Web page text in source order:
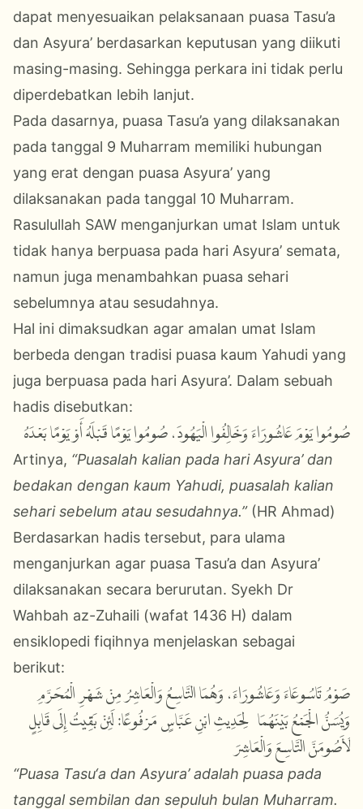
dapat menyesuaikan pelaksanaan puasa Tasu’a
dan Asyura’ berdasarkan keputusan yang diikuti
masing-masing. Sehingga perkara ini tidak perlu
diperdebatkan lebih lanjut.
Pada dasarnya, puasa Tasu’a yang dilaksanakan
pada tanggal 9 Muharram memiliki hubungan
yang erat dengan puasa Asyura’ yang
dilaksanakan pada tanggal 10 Muharram.
Rasulullah SAW menganjurkan umat Islam untuk
tidak hanya berpuasa pada hari Asyura’ semata,
namun juga menambahkan puasa sehari
sebelumnya atau sesudahnya.
Hal ini dimaksudkan agar amalan umat Islam
berbeda dengan tradisi puasa kaum Yahudi yang
juga berpuasa pada hari Asyura’. Dalam sebuah
hadis disebutkan:
صُومُوا يَوْمَ عَاشُورَاءَ وَخَالِفُوا الْيَهُودَ، صُومُوا يَوْمًا قَبْلَهُ أَوْ يَوْمًا بَعْدَهُ
Artinya, “Puasalah kalian pada hari Asyura’ dan
bedakan dengan kaum Yahudi, puasalah kalian
sehari sebelum atau sesudahnya.”(HR Ahmad)
Berdasarkan hadis tersebut, para ulama
menganjurkan agar puasa Tasu’a dan Asyura’
dilaksanakan secara berurutan. Syekh Dr
Wahbah az-Zuhaili (wafat 1436 H) dalam
ensiklopedi fiqihnya menjelaskan sebagai
berikut:
صَوْمُ تَاسُوعَاءَ وَعَاشُورَاءَ، وَهُمَا التَّاسِعُ وَالْعَاشِرُ مِنْ شَهْرِ الْمُحَرَّمِ
وَيُسَنُّ الْجَمْعُ بَيْنَهُمَا؛ لِحَدِيثِ ابْنِ عَبَّاسٍ مَرْفُوعًا: لَئِنْ بَقِيتُ إِلَى قَابِلٍ
لَأَصُومَنَّ التَّاسِعَ وَالْعَاشِرَ
“Puasa Tasu‘a dan Asyura’ adalah puasa pada
tanggal sembilan dan sepuluh bulan Muharram.